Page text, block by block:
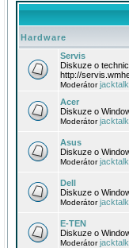
Hardware
Servis
Diskuze o
http://
Moderátor
Acer
Diskuze o
Moderátor
Asus
Diskuze o
Moderátor
Dell
Diskuze o
Moderátor
E-TEN
Diskuze o
Moderátor